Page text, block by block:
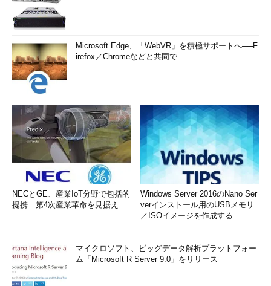
Microsoft Edge、「WebVR」を積極サポートへ──F
irefox／Chromeなどと共同で
NECとGE、産業IoT分野で包括的
提携 第4次産業革命を見据え
Windows Server 2016のNano Ser
verインストール用のUSBメモリ
／ISOイメージを作成する
マイクロソフト、ビッグデータ解析プラットフォー
ム「Microsoft R Server 9.0」をリリース